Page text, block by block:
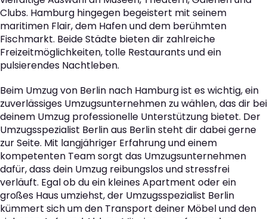
Clubs. Hamburg hingegen begeistert mit seinem
maritimen Flair, dem Hafen und dem berühmten
Fischmarkt. Beide Städte bieten dir zahlreiche
Freizeitmöglichkeiten, tolle Restaurants und ein
pulsierendes Nachtleben.
Beim Umzug von Berlin nach Hamburg ist es wichtig, ein
zuverlässiges Umzugsunternehmen zu wählen, das dir bei
deinem Umzug professionelle Unterstützung bietet. Der
Umzugsspezialist Berlin aus Berlin steht dir dabei gerne
zur Seite. Mit langjähriger Erfahrung und einem
kompetenten Team sorgt das Umzugsunternehmen
dafür, dass dein Umzug reibungslos und stressfrei
verläuft. Egal ob du ein kleines Apartment oder ein
großes Haus umziehst, der Umzugsspezialist Berlin
kümmert sich um den Transport deiner Möbel und den